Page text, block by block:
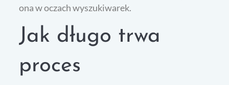
ona w oczach wyszukiwarek.
Jak długo trwa
proces